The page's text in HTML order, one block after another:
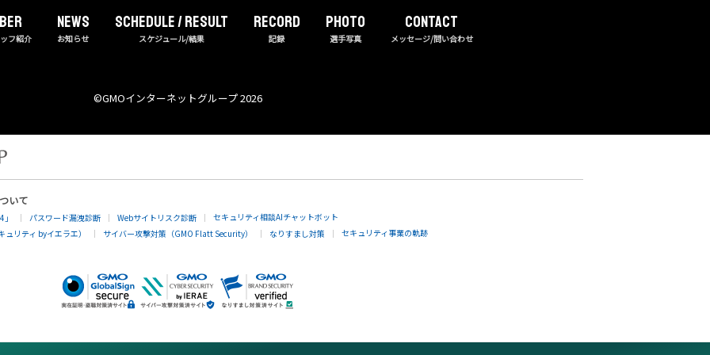
フ紹介
NEWS
お知らせ
Schedule / Result
スケジュール/結果
RECORD
記録
PHOTO
選手写真
CONTACT
メッセージ/問い合わせ
©︎GMOインターネットグループ 2026
いて
パスワード漏洩診断 Webサイトリスク診断
セキュリティ相談AIチャットボット
リティ byイエラエ）
サイバー攻撃対策（GMO Flatt Security） なりすまし対策 セキュリティ事業の軌跡